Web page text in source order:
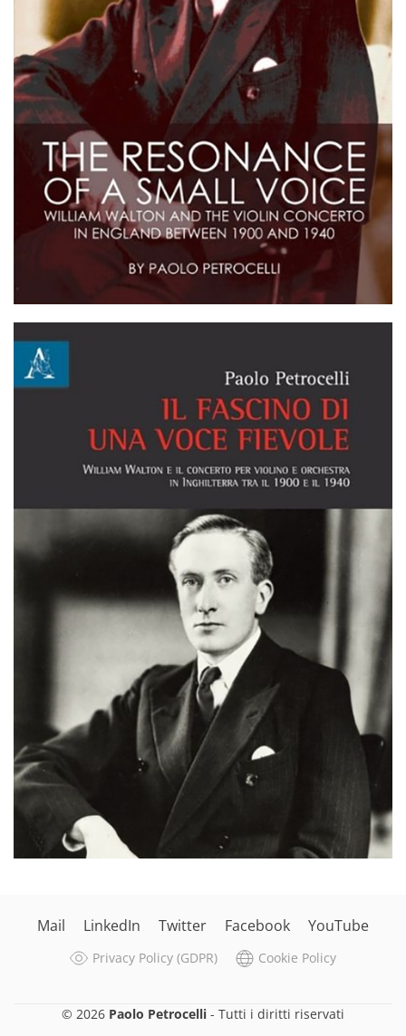
Mail LinkedIn Twitter Facebook YouTube
Privacy Policy (GDPR) Cookie Policy
© 2026 Paolo Petrocelli - Tutti i diritti riservati